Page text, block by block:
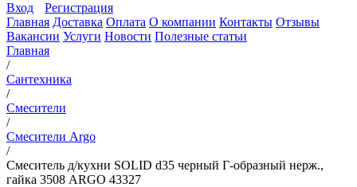
Вход
Регистрация
Главная Доставка Оплата О компании Контакты Отзывы
Вакансии Услуги Новости Полезные статьи
Главная
/
Сантехника
/
Смесители
/
Смесители Argo
/
Смеситель д/кухни SOLID d35 черный Г-образный нерж.,
гайка 3508 ARGO 43327